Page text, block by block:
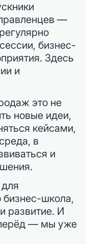
—
бизнес-
Здесь
и
это не
новые идеи,
кейсами,
в
и
бизнес-школа,
развитие. И
— мы уже